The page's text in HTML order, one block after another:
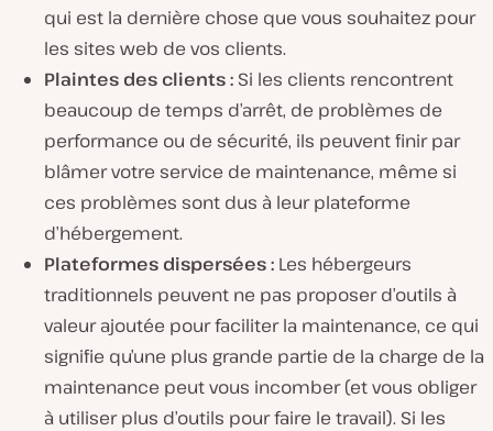
qui est la dernière chose que vous souhaitez pour
les sites web de vos clients.
Plaintes des clients : Si les clients rencontrent
beaucoup de temps d’arrêt, de problèmes de
performance ou de sécurité, ils peuvent finir par
blâmer votre service de maintenance, même si
ces problèmes sont dus à leur plateforme
d’hébergement.
Plateformes dispersées : Les hébergeurs
traditionnels peuvent ne pas proposer d’outils à
valeur ajoutée pour faciliter la maintenance, ce qui
signifie qu’une plus grande partie de la charge de la
maintenance peut vous incomber (et vous obliger
à utiliser plus d’outils pour faire le travail). Si les